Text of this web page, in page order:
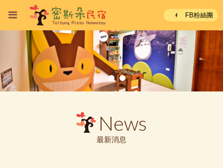
FB粉絲團
News
最新消息